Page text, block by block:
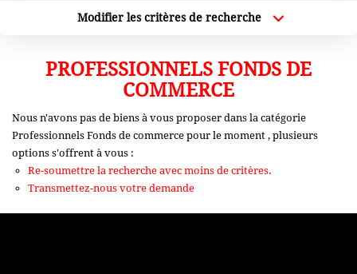
APPARTEMENTS
-150000 Euros
De 150 000 À 200 000 Euros
De 200 000 À 250 000 Euros
Modifier les critères de recherche
Plus de critères
Créer une alerte
PROFESSIONNELS FONDS DE
COMMERCE
Nous n'avons pas de biens à vous proposer dans la catégorie
Professionnels Fonds de commerce pour le moment , plusieurs
options s'offrent à vous :
Re-soumettre la recherche avec moins de critères.
Transmettez-nous votre demande